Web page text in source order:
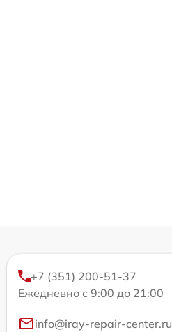
+7 (351) 200-51-37
Ежедневно с 9:00 до 21:00
info@iray-repair-center.ru